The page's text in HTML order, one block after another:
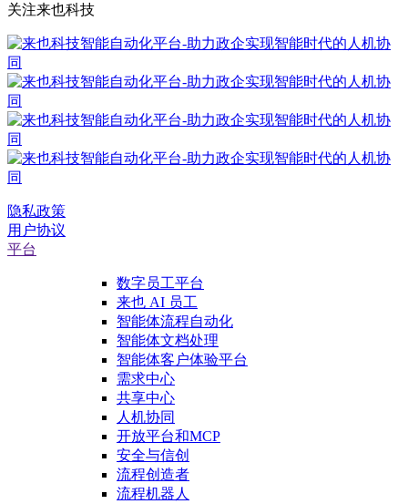
关注来也科技
隐私政策
用户协议
平台
数字员工平台
来也 AI 员工
智能体流程自动化
智能体文档处理
智能体客户体验平台
需求中心
共享中心
人机协同
开放平台和MCP
安全与信创
流程创造者
流程机器人